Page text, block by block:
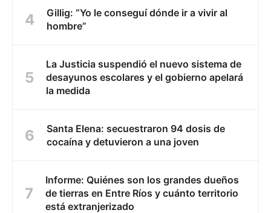
Gillig: “Yo le conseguí dónde ir a vivir al
hombre”
La Justicia suspendió el nuevo sistema de
desayunos escolares y el gobierno apelará
la medida
Santa Elena: secuestraron 94 dosis de
cocaína y detuvieron a una joven
Informe: Quiénes son los grandes dueños
de tierras en Entre Ríos y cuánto territorio
está extranjerizado